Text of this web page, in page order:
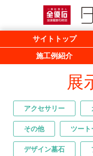
一般
サイトトップ
施工例紹介
展
アクセサリー
その他 ツート
デザイン墓石